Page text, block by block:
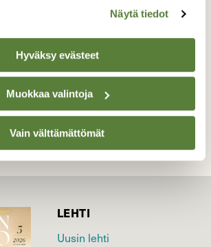
Näytä tiedot
Hyväksy evästeet
Muokkaa valintoja
Vain välttämättömät
Juurinen, Töölönlahti Toukokuu
LEHTI
Uusin lehti